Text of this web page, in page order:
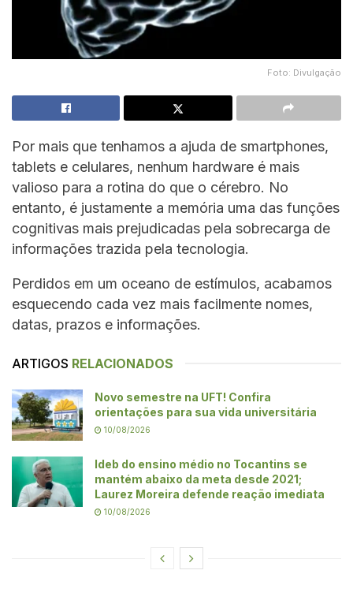
Foto: Divulgação
Por mais que tenhamos a ajuda de smartphones,
tablets e celulares, nenhum hardware é mais
valioso para a rotina do que o cérebro. No
entanto, é justamente a memória uma das funções
cognitivas mais prejudicadas pela sobrecarga de
informações trazida pela tecnologia.
Perdidos em um oceano de estímulos, acabamos
esquecendo cada vez mais facilmente nomes,
datas, prazos e informações.
ARTIGOS RELACIONADOS
Novo semestre na UFT! Confira
orientações para sua vida universitária
10/08/2026
Ideb do ensino médio no Tocantins se
mantém abaixo da meta desde 2021;
Laurez Moreira defende reação imediata
10/08/2026